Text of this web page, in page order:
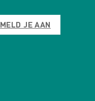
MELD JE AAN